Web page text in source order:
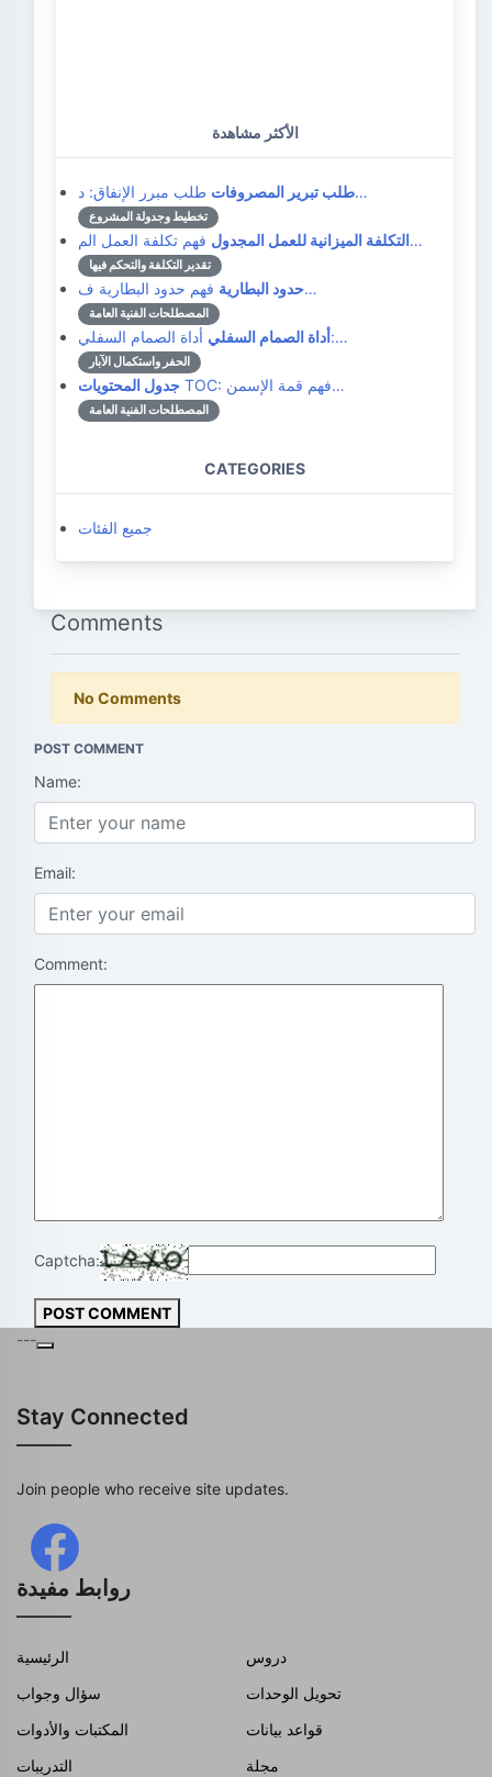
الأكثر مشاهدة
طلب تبرير المصروفاتطلب مبرر الإنفاق: د…
تخطيط وجدولة المشروع
التكلفة الميزانية للعمل المجدولفهم تكلفة العمل الم…
تقدير التكلفة والتحكم فيها
حدود البطاريةفهم حدود البطارية ف…
المصطلحات الفنية العامة
أداة الصمام السفليأداة الصمام السفلي:…
الحفر واستكمال الآبار
جدول المحتويات TOC: فهم قمة الإسمن…
المصطلحات الفنية العامة
CATEGORIES
جميع الفئات
Comments
No Comments
POST COMMENT
Name:
Email:
Comment:
Captcha:
POST COMMENT
---
Stay Connected
Join people who receive site updates.
روابط مفيدة
الرئيسية
دروس
سؤال وجواب
تحويل الوحدات
المكتبات والأدوات
قواعد بيانات
التدريبات
مجلة